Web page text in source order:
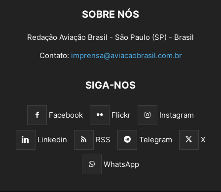
SOBRE NÓS
Redação Aviação Brasil - São Paulo (SP) - Brasil
Contato: imprensa@aviacaobrasil.com.br
SIGA-NOS
Facebook Flickr Instagram
Linkedin RSS Telegram X
WhatsApp